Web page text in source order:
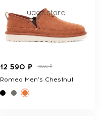
12 590 ₽ 15690 ₽
Romeo Men's Chestnut